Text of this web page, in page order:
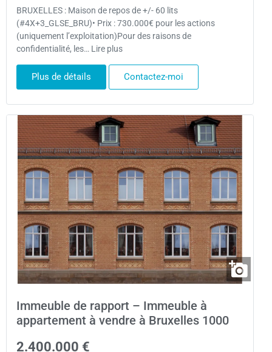
BRUXELLES : Maison de repos de +/- 60 lits
(#4X+3_GLSE_BRU)• Prix : 730.000€ pour les actions
(uniquement l’exploitation)Pour des raisons de
confidentialité, les… Lire plus
Plus de détails Contactez-moi
Immeuble de rapport – Immeuble à
appartement à vendre à Bruxelles 1000
2.400.000 €